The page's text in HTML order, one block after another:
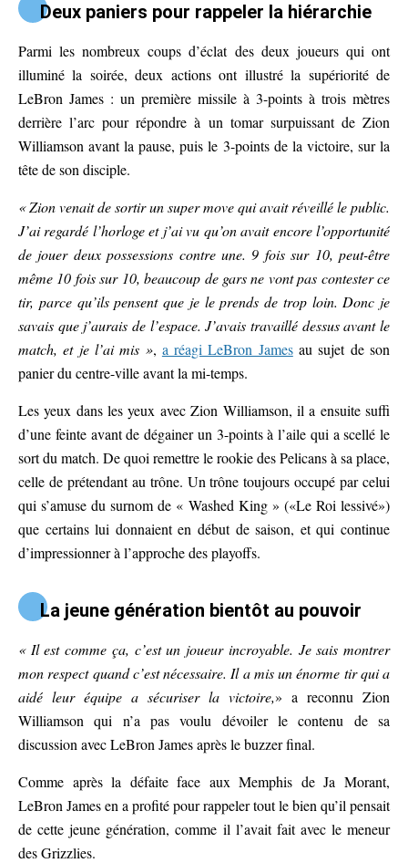
Deux paniers pour rappeler la hiérarchie
Parmi les nombreux coups d’éclat des deux joueurs qui ont
illuminé la soirée, deux actions ont illustré la supériorité de
LeBron James : un première missile à 3-points à trois mètres
derrière l’arc pour répondre à un tomar surpuissant de Zion
Williamson avant la pause, puis le 3-points de la victoire, sur la
tête de son disciple.
« Zion venait de sortir un super move qui avait réveillé le public.
J’ai regardé l’horloge et j’ai vu qu’on avait encore l’opportunité
de jouer deux possessions contre une. 9 fois sur 10, peut-être
même 10 fois sur 10, beaucoup de gars ne vont pas contester ce
tir, parce qu’ils pensent que je le prends de trop loin. Donc je
savais que j’aurais de l’espace. J’avais travaillé dessus avant le
match, et je l’ai mis », a réagi LeBron Jamesau sujet de son
panier du centre-ville avant la mi-temps.
Les yeux dans les yeux avec Zion Williamson, il a ensuite suffi
d’une feinte avant de dégainer un 3-points à l’aile qui a scellé le
sort du match. De quoi remettre le rookie des Pelicans à sa place,
celle de prétendant au trône. Un trône toujours occupé par celui
qui s’amuse du surnom de « Washed King » («Le Roi lessivé»)
que certains lui donnaient en début de saison, et qui continue
d’impressionner à l’approche des playoffs.
La jeune génération bientôt au pouvoir
« Il est comme ça, c’est un joueur incroyable. Je sais montrer
mon respect quand c’est nécessaire. Il a mis un énorme tir qui a
aidé leur équipe a sécuriser la victoire,» a reconnu Zion
Williamson qui n’a pas voulu dévoiler le contenu de sa
discussion avec LeBron James après le buzzer final.
Comme après la défaite face aux Memphis de Ja Morant,
LeBron James en a profité pour rappeler tout le bien qu’il pensait
de cette jeune génération, comme il l’avait fait avec le meneur
des Grizzlies.